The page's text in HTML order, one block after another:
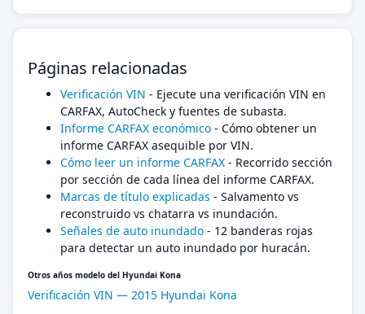
Páginas relacionadas
Verificación VIN - Ejecute una verificación VIN en
CARFAX, AutoCheck y fuentes de subasta.
Informe CARFAX económico - Cómo obtener un
informe CARFAX asequible por VIN.
Cómo leer un informe CARFAX - Recorrido sección
por sección de cada línea del informe CARFAX.
Marcas de título explicadas - Salvamento vs
reconstruido vs chatarra vs inundación.
Señales de auto inundado - 12 banderas rojas
para detectar un auto inundado por huracán.
Otros años modelo del Hyundai Kona
Verificación VIN — 2015 Hyundai Kona